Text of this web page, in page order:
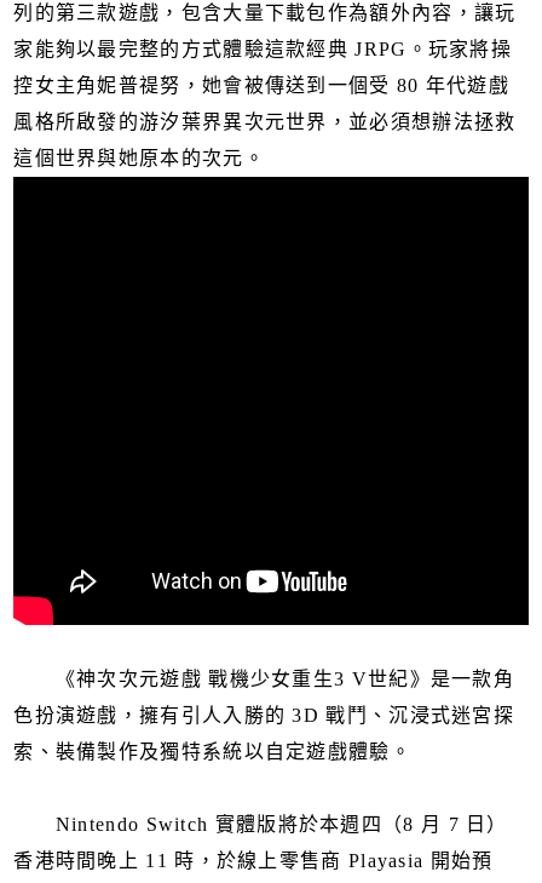
列的第三款遊戲，包含大量下載包作為額外內容，讓玩
家能夠以最完整的方式體驗這款經典 JRPG。玩家將操
控女主角妮普禔努，她會被傳送到一個受 80 年代遊戲
風格所啟發的游汐葉界異次元世界，並必須想辦法拯救
這個世界與她原本的次元。
《神次次元遊戲 戰機少女重生3 V世紀》是一款角
色扮演遊戲，擁有引人入勝的 3D 戰鬥、沉浸式迷宮探
索、裝備製作及獨特系統以自定遊戲體驗。
Nintendo Switch 實體版將於本週四（8 月 7 日）
香港時間晚上 11 時，於線上零售商 Playasia 開始預